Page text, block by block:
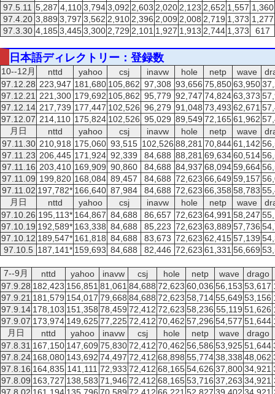
97.5.11 5,287 4,110 3,7943,092 2,603 2,020 2,123 2,652 1,557 1,360
97.4.20 3,889 3,797 3,562 2,910 2,396 2,009 2,008 2,719 1,373 1,277
97.3.30 4,1853,4453,300 2,729 2,101 1,927 1,913 2,744 1,373 617
日本語ディレクトリー：登録数
10--12月 nttd yahoo csj inavw hole netp wave
97.12.28 223,947 181,680 105,862 97,308 93,656 75,85063,950
97.12.21
221,300 179,692 105,862 95,779 92,747 74,82463,373
97.12.14 217,739 177,447 102,526 96,279 91,048 73,493 62,671
97.12.07 214,110 175,824 102,526 95,029 89,549 72,16561,962
月日
nttd yahoo csj inavw hole netp wave
97.11.30 210,918 175,060 93,515 102,526 88,281 70,84461,142
97.11.23 206,445 171,924 92,339 84,688 88,281 69,63460,514
97.11.16 203,410 169,909 90,860 84,688 84,937 68,09459,664
97.11.09 199,820 168,084 89,457 84,688 72,623 66,649 59,157
97.11.02 197,782* 166,640 87,984 84,688 72,623 66,358 58,783
月日
nttd yahoo csj inavw hole netp wave
97.10.26 195,113* 164,867 84,688 86,657 72,623 64,991 58,247
97.10.19 192,589* 163,338 84,688 85,223 72,623 63,889 57,736
97.10.12 189,547* 161,818 84,688 83,673 72,623 62,41557,139
97.10.5 187,141* 159,693 84,688 82,446 72,623 61,331 56,669
7--9月 nttd yahoo inavw csj hole netp wave
drago
97.9.28 182,423 156,851 81,061 84,688 72,623 60,036 56,153 53,617
97.9.21 181,579 154,017 79,668 84,688 72,623 58,71455,649 53,156
97.9.14 178,103 151,358 78,459 72,412 72,623 58,236 55,119 51,626
97.9.07 173,974 149,62577,22572,412 70,462 57,296 54,577 51,644
月日
nttd yahoo inavw csj hole netp wave drago
97.8.31 167,150 147,609 75,83072,412 70,462 56,586 53,92551,644
97.8.24 168,080 143,692 74,497 72,412 68,898 55,77438,338 48,062
97.8.16 164,835 141,111 72,933 72,412 68,16554,626 37,80034,921
97.8.09 163,727 138,583 71,946 72,412 68,16553,716 37,263 34,921